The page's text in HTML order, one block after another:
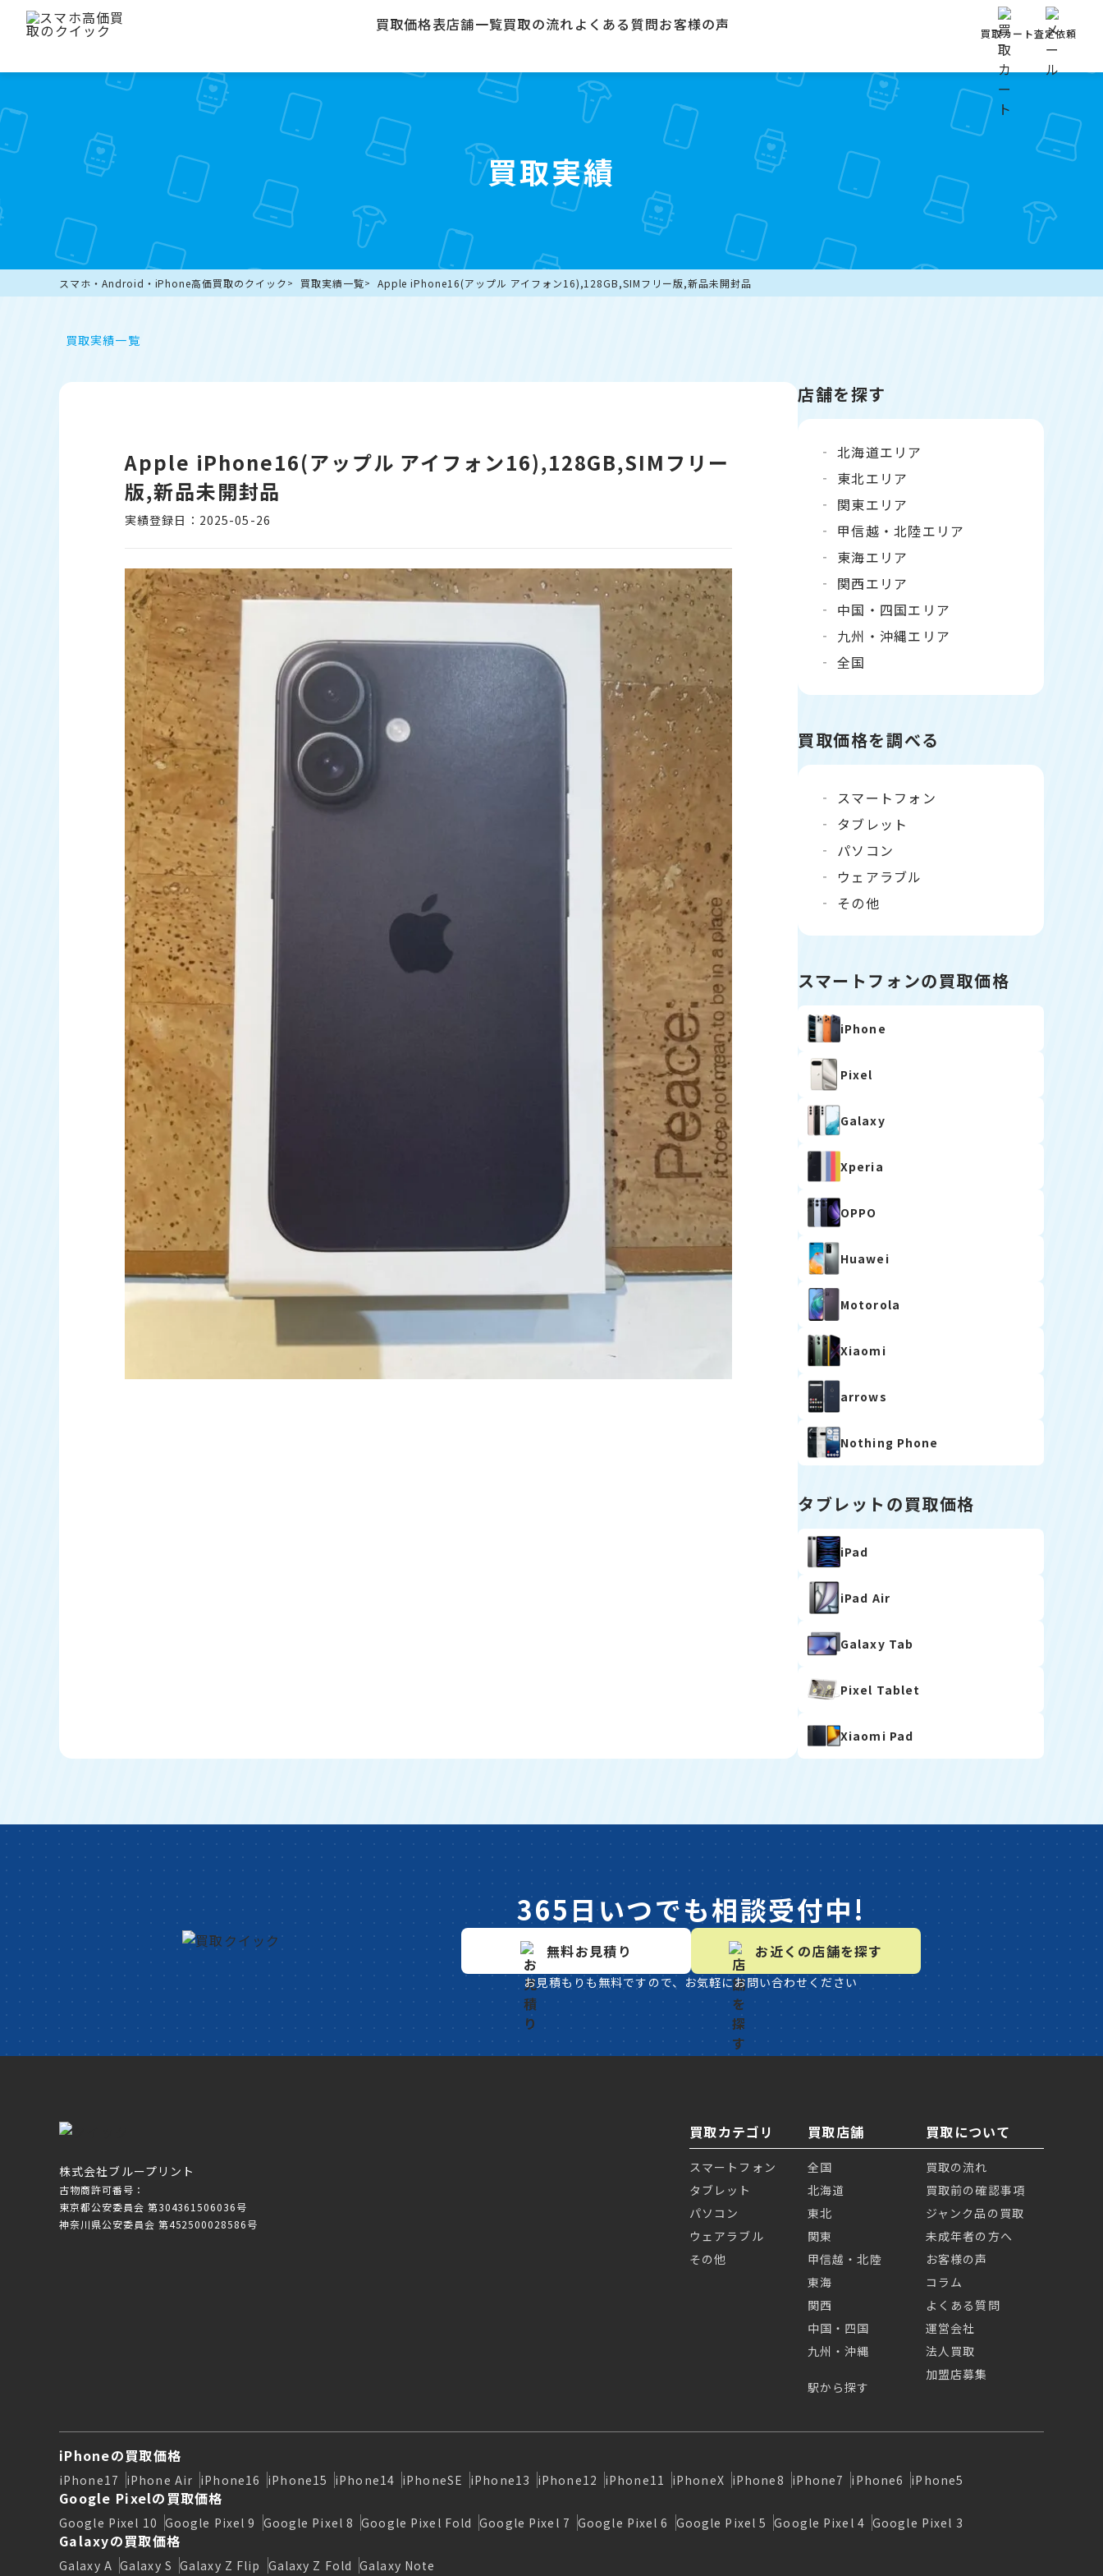
買取価格表店舗一覧買取の流れよくある質問お客様の声 買取カート査定依頼
買取実績
スマホ・Android・iPhone高価買取のクイック 買取実績一覧 Apple iPhone16(アップル アイフォン16),128GB,SIMフリー版,新品未開封品
買取実績一覧
Apple iPhone16(アップル アイフォン16),128GB,SIMフリー
版,新品未開封品
実績登録日：2025-05-26
店舗を探す
北海道エリア
東北エリア
関東エリア
甲信越・北陸エリア
東海エリア
関西エリア
中国・四国エリア
九州・沖縄エリア
全国
買取価格を調べる
スマートフォン
タブレット
パソコン
ウェアラブル
その他
スマートフォンの買取価格
iPhone
Pixel
Galaxy
Xperia
OPPO
Huawei
Motorola
Xiaomi
arrows
Nothing Phone
タブレットの買取価格
iPad
iPad Air
Galaxy Tab
Pixel Tablet
Xiaomi Pad
365日いつでも相談受付中!
無料お見積り お近くの店舗を探す
お見積もりも無料ですので、お気軽にお問い合わせください
株式会社ブループリント
古物商許可番号：
東京都公安委員会 第304361506036号
神奈川県公安委員会 第452500028586号
買取カテゴリ
スマートフォン
タブレット
パソコン
ウェアラブル
その他
買取店舗
全国
北海道
東北
関東
甲信越・北陸
東海
関西
中国・四国
九州・沖縄
駅から探す
買取について
買取の流れ
買取前の確認事項
ジャンク品の買取
未成年者の方へ
お客様の声
コラム
よくある質問
運営会社
法人買取
加盟店募集
iPhoneの買取価格
iPhone17 iPhone Air iPhone16 iPhone15 iPhone14 iPhoneSE iPhone13 iPhone12 iPhone11 iPhoneX iPhone8 iPhone7 iPhone6 iPhone5
Google Pixelの買取価格
Google Pixel 10 Google Pixel 9 Google Pixel 8 Google Pixel Fold Google Pixel 7 Google Pixel 6 Google Pixel 5 Google Pixel 4 Google Pixel 3
Galaxyの買取価格
Galaxy A Galaxy S Galaxy Z Flip Galaxy Z Fold Galaxy Note